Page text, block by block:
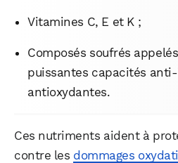
Vitamines C, E et K ;
Composés soufrés
puissantes capacités
antioxydantes.
Ces nutriments aident à
contre les dommages